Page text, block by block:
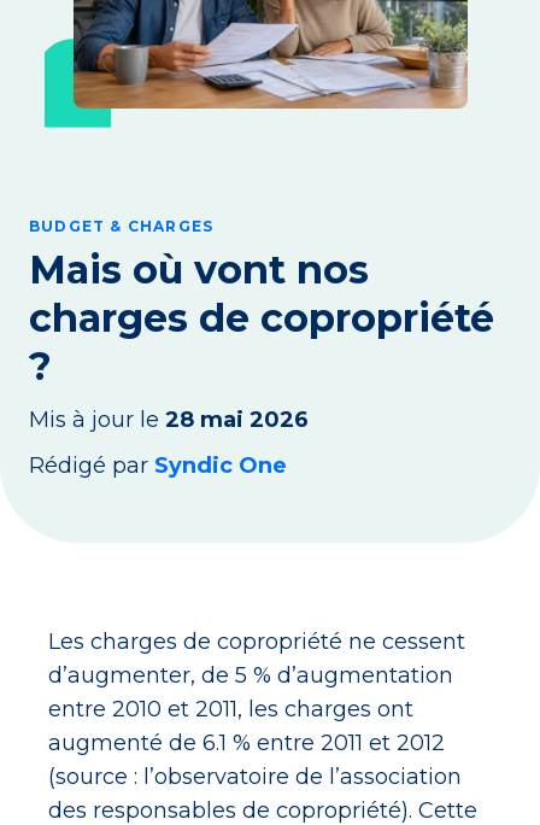
BUDGET & CHARGES
Mais où vont nos
charges de copropriété
?
Mis à jour le 28 mai 2026
Rédigé par Syndic One
Les charges de copropriété ne cessent
d’augmenter, de 5 % d’augmentation
entre 2010 et 2011, les charges ont
augmenté de 6.1 % entre 2011 et 2012
(source : l’observatoire de l’association
des responsables de copropriété). Cette